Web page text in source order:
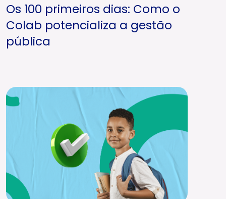
Os 100 primeiros dias: Como o
Colab potencializa a gestão
pública